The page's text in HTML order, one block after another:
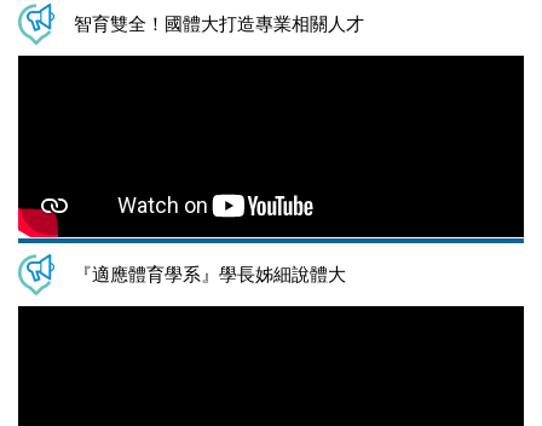
智育雙全！國體大打造專業相關人才
『適應體育學系』學長姊細說體大